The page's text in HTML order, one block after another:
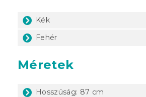
Kék
Fehér
Méretek
Hosszúság: 87 cm